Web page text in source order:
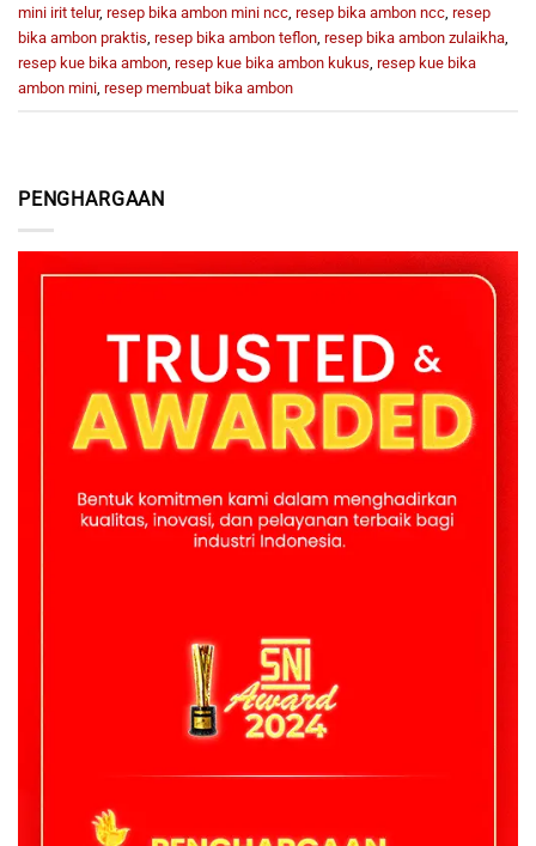
PENGHARGAAN
mini irit telur, resep bika ambon mini ncc, resep bika ambon ncc, resep
bika ambon praktis, resep bika ambon teflon, resep bika ambon zulaikha,
resep kue bika ambon, resep kue bika ambon kukus, resep kue bika
ambon mini, resep membuat bika ambon